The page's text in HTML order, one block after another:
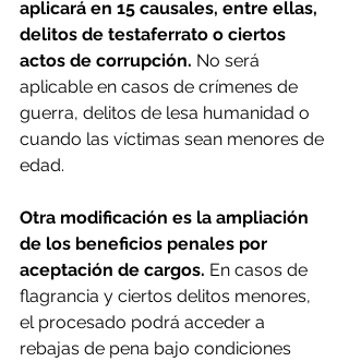
aplicará en 15 causales, entre ellas,
delitos de testaferrato o ciertos
actos de corrupción. No será
aplicable en casos de crímenes de
guerra, delitos de lesa humanidad o
cuando las víctimas sean menores de
edad.
Otra modificación es la ampliación
de los beneficios penales por
aceptación de cargos. En casos de
flagrancia y ciertos delitos menores,
el procesado podrá acceder a
rebajas de pena bajo condiciones